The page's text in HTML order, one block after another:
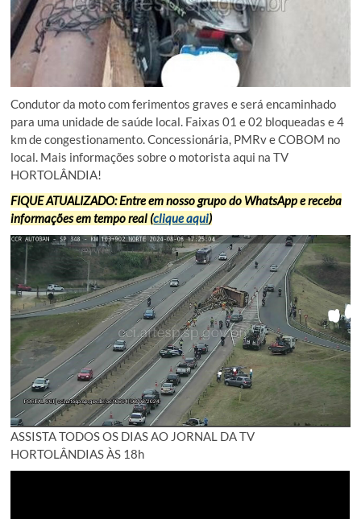
Condutor da moto com ferimentos graves e será encaminhado
para uma unidade de saúde local. Faixas 01 e 02 bloqueadas e 4
km de congestionamento. Concessionária, PMRv e COBOM no
local. Mais informações sobre o motorista aqui na TV
HORTOLÂNDIA!
FIQUE ATUALIZADO: Entre em nosso grupo do WhatsApp e receba
informações em tempo real (clique aqui)
ASSISTA TODOS OS DIAS AO JORNAL DA TV
HORTOLÂNDIAS ÀS 18h